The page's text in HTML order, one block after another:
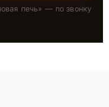
печь» — по звонку